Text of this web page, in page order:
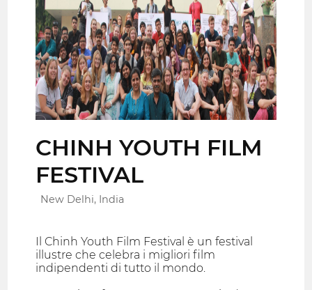
CHINH YOUTH FILM
FESTIVAL
New Delhi, India
Il Chinh Youth Film Festival è un festival
illustre che celebra i migliori film
indipendenti di tutto il mondo.